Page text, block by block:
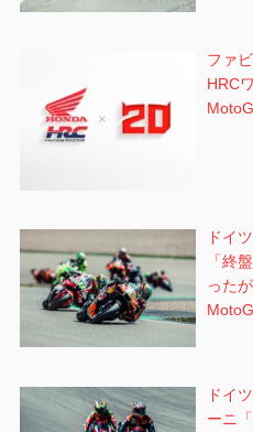
ファ
HRC
ドイ
「終
った
ドイ
ーニ